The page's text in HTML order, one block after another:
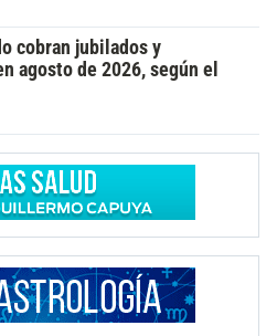
cobran jubilados y
agosto de 2026, según el